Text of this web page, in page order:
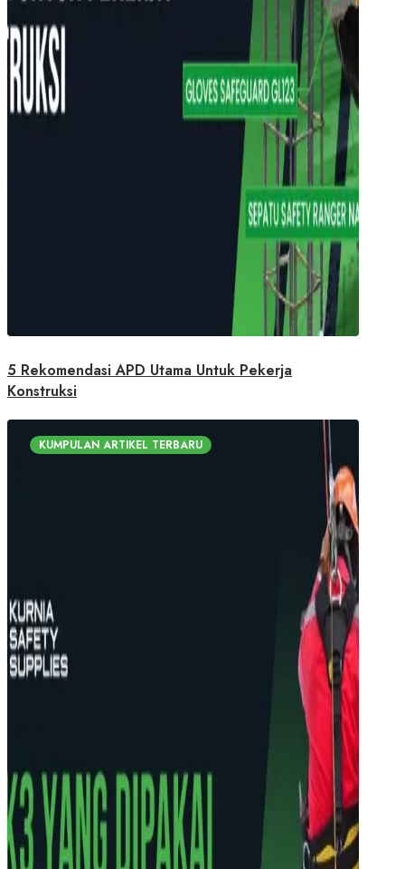
5 Rekomendasi APD Utama Untuk Pekerja
Konstruksi
KUMPULAN ARTIKEL TERBARU